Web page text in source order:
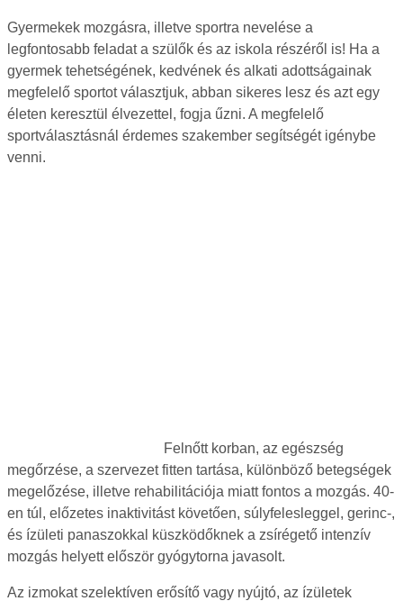
Gyermekek mozgásra, illetve sportra nevelése a
legfontosabb feladat a szülők és az iskola részéről is! Ha a
gyermek tehetségének, kedvének és alkati adottságainak
megfelelő sportot választjuk, abban sikeres lesz és azt egy
életen keresztül élvezettel, fogja űzni. A megfelelő
sportválasztásnál érdemes szakember segítségét igénybe
venni.
Felnőtt korban, az egészség
megőrzése, a szervezet fitten tartása, különböző betegségek
megelőzése, illetve rehabilitációja miatt fontos a mozgás. 40-
en túl, előzetes inaktivitást követően, súlyfelesleggel, gerinc-,
és ízületi panaszokkal küszködőknek a zsírégető intenzív
mozgás helyett először gyógytorna javasolt.
Az izmokat szelektíven erősítő vagy nyújtó, az ízületek